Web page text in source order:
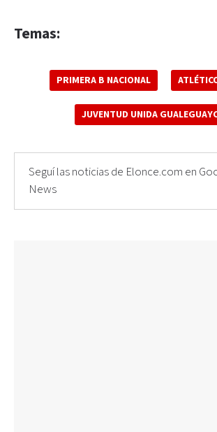
Temas:
PRIMERA B NACIONAL
JUVENTUD UNIDA
Seguí las noticias de Elonce.com en
News